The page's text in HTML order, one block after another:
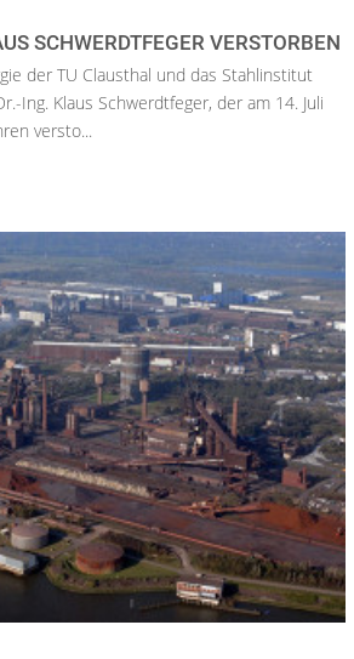
SCHWERDTFEGER VERSTORBEN
der TU Clausthal und das Stahlinstitut
Ing. Klaus Schwerdtfeger, der am 14. Juli
versto...